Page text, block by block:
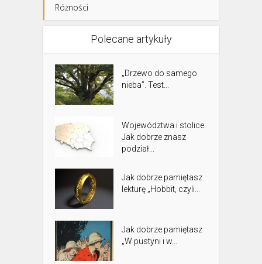
Różności
Polecane artykuły
„Drzewo do samego
nieba”. Test...
Województwa i stolice.
Jak dobrze znasz
podział...
Jak dobrze pamiętasz
lekturę „Hobbit, czyli...
Jak dobrze pamiętasz
„W pustyni i w...